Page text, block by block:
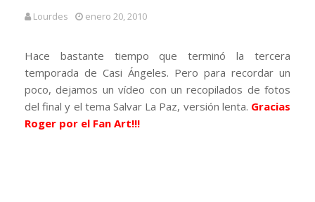
Lourdes enero 20, 2010
Hace bastante tiempo que terminó la tercera
temporada de Casi Ángeles. Pero para recordar un
poco, dejamos un vídeo con un recopilados de fotos
del final y el tema Salvar La Paz, versión lenta. Gracias
Roger por el Fan Art!!!